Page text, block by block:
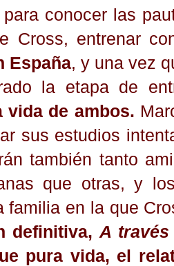
conocer las
Cross, entrenar
España, y una vez
la etapa de
vida de ambos.
sus estudios
también tanto
que otras, y
familia en la que
definitiva, A
pura vida, el